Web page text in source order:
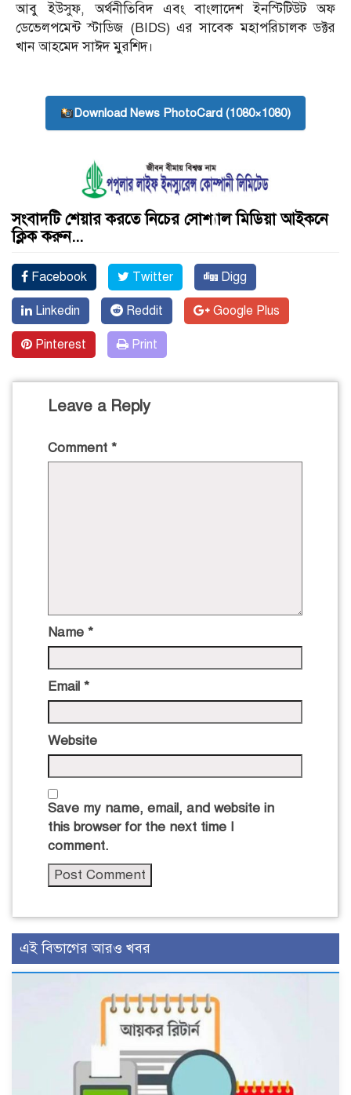
আবু ইউসুফ, অর্থনীতিবিদ এবং বাংলাদেশ ইনস্টিটিউট অফ
ডেভেলপমেন্ট স্টাডিজ (BIDS) এর সাবেক মহাপরিচালক ডক্টর
খান আহমেদ সাঈদ মুরশিদ।
Download News PhotoCard (1080×1080)
সংবাদটি শেয়ার করতে নিচের সোশ্যাল মিডিয়া আইকনে
ক্লিক করুন...
Facebook Twitter Digg
Linkedin Reddit Google Plus
Pinterest Print
Leave a Reply
Comment *
Name *
Email *
Website
Save my name, email, and website in
this browser for the next time I
comment.
এই বিভাগের আরও খবর